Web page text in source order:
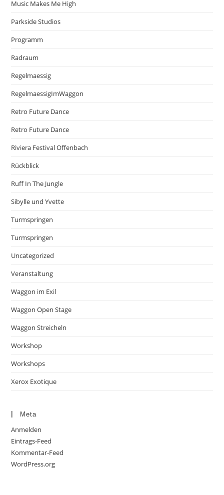
Music Makes Me High
Parkside Studios
Programm
Radraum
Regelmaessig
RegelmaessigImWaggon
Retro Future Dance
Retro Future Dance
Riviera Festival Offenbach
Rückblick
Ruff In The Jungle
Sibylle und Yvette
Turmspringen
Turmspringen
Uncategorized
Veranstaltung
Waggon im Exil
Waggon Open Stage
Waggon Streicheln
Workshop
Workshops
Xerox Exotique
Meta
Anmelden
Eintrags-Feed
Kommentar-Feed
WordPress.org